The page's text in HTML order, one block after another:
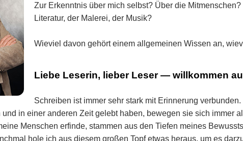
Zur Erkenntnis über mich selbst? Über die
Literatur, der Malerei, der Musik?
Wieviel davon gehört einem allgemeinen Wissen an,
Liebe Leserin, lieber Leser — willkommen
Schreiben ist immer sehr stark mit Erinnerung
in einer anderen Zeit gelebt haben, bewegen sie sich immer
Menschen erfinde, stammen aus den Tiefen meines
hole ich aus diesem großen Topf etwas heraus, um es